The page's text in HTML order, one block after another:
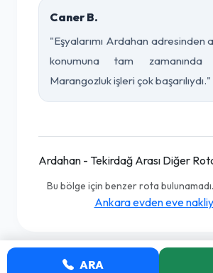
Caner B.
"Eşyalarımı Ardahan adresinden
konumuna tam zamanında
Marangozluk işleri çok başarılıydı."
Ardahan - Tekirdağ Arası Diğer
Bu bölge için benzer rota bulunamadı.
Ankara evden eve
ARA